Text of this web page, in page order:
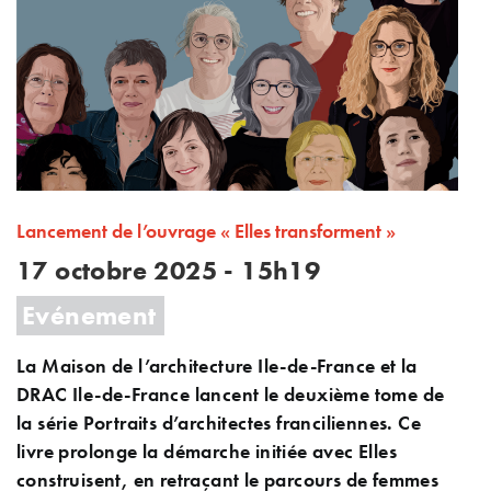
Lancement de l’ouvrage « Elles transforment »
17 octobre 2025 - 15h19
Evénement
La Maison de l’architecture Ile-de-France et la
DRAC Ile-de-France lancent le deuxième tome de
la série Portraits d’architectes franciliennes. Ce
livre prolonge la démarche initiée avec Elles
construisent, en retraçant le parcours de femmes